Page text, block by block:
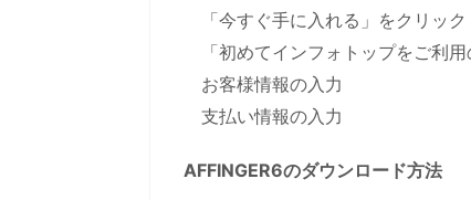
「今すぐ手に入れる」をクリック
「初めてインフォトップをご利
お客様情報の入力
支払い情報の入力
AFFINGER6のダウンロード方法